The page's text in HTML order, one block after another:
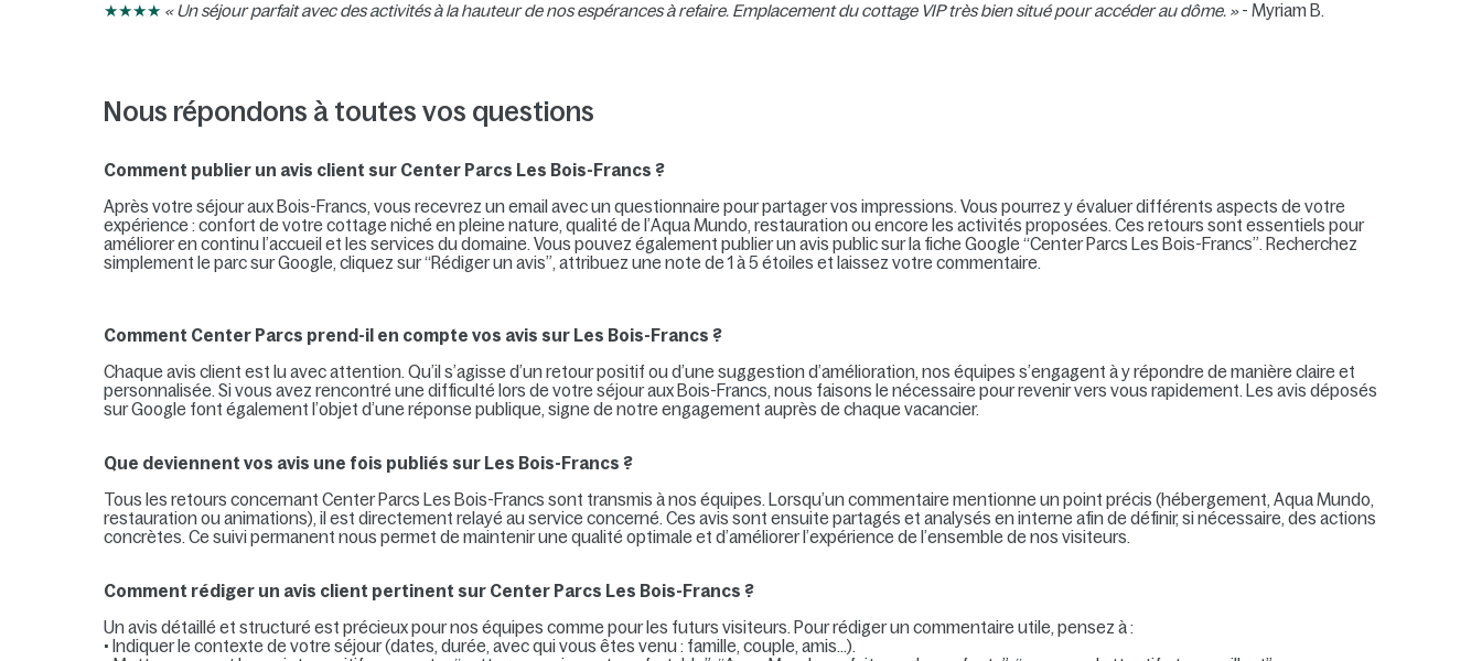
★★★★ « Un séjour parfait avec des activités à la hauteur de nos espérances à refaire. Emplacement du cottage VIP très bien situé pour accéder au dôme. »- Myriam B.
Nous répondons à toutes vos questions
Comment publier un avis client sur Center Parcs Les Bois-Francs ?
Après votre séjour aux Bois-Francs, vous recevrez un email avec un questionnaire pour partager vos impressions. Vous pourrez y évaluer différents aspects de votre
expérience : confort de votre cottage niché en pleine nature, qualité de l’Aqua Mundo, restauration ou encore les activités proposées. Ces retours sont essentiels pour
améliorer en continu l’accueil et les services du domaine. Vous pouvez également publier un avis public sur la fiche Google “Center Parcs Les Bois-Francs”. Recherchez
simplement le parc sur Google, cliquez sur “Rédiger un avis”, attribuez une note de 1 à 5 étoiles et laissez votre commentaire.
Comment Center Parcs prend-il en compte vos avis sur Les Bois-Francs ?
Chaque avis client est lu avec attention. Qu’il s’agisse d’un retour positif ou d’une suggestion d’amélioration, nos équipes s’engagent à y répondre de manière claire et
personnalisée. Si vous avez rencontré une difficulté lors de votre séjour aux Bois-Francs, nous faisons le nécessaire pour revenir vers vous rapidement. Les avis déposés
sur Google font également l’objet d’une réponse publique, signe de notre engagement auprès de chaque vacancier.
Que deviennent vos avis une fois publiés sur Les Bois-Francs ?
Tous les retours concernant Center Parcs Les Bois-Francs sont transmis à nos équipes. Lorsqu’un commentaire mentionne un point précis (hébergement, Aqua Mundo,
restauration ou animations), il est directement relayé au service concerné. Ces avis sont ensuite partagés et analysés en interne afin de définir, si nécessaire, des actions
concrètes. Ce suivi permanent nous permet de maintenir une qualité optimale et d’améliorer l’expérience de l’ensemble de nos visiteurs.
Comment rédiger un avis client pertinent sur Center Parcs Les Bois-Francs ?
Un avis détaillé et structuré est précieux pour nos équipes comme pour les futurs visiteurs. Pour rédiger un commentaire utile, pensez à :
• Indiquer le contexte de votre séjour (dates, durée, avec qui vous êtes venu : famille, couple, amis…).